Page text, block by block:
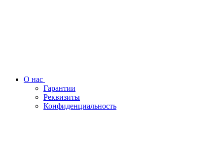
О нас
Гарантии
Реквизиты
Конфиденциальность